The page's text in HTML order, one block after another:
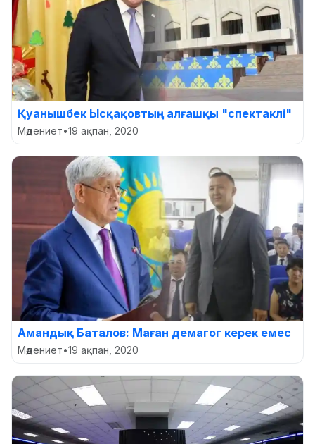
Қуанышбек Ысқақовтың алғашқы "спектаклі"
Мәдениет•19 ақпан, 2020
Амандық Баталов: Маған демагог керек емес
Мәдениет•19 ақпан, 2020